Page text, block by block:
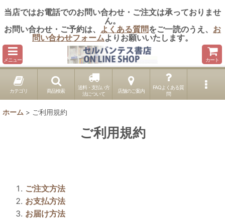
当店ではお電話でのお問い合わせ・ご注文は承っておりませ
ん。
お問い合わせ・ご予約は、 よくある質問をご一読のうえ、 お
問い合わせフォームよりお願いいたします。
メニュー カート
カテゴリ 商品検索
送料・支払い方
法について
店舗のご案内
FAQよくある質
問
ホーム > ご利用規約
ご利用規約
ご注文方法
お支払方法
お届け方法